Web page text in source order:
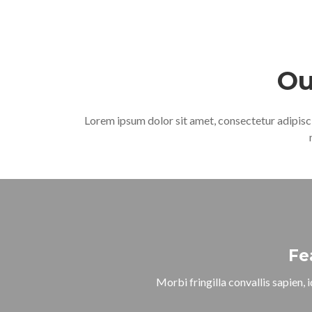
Lorem ipsum dolor sit amet, consectetur
Morbi fringilla convallis sapien,